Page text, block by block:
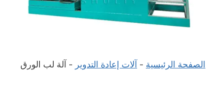
الصفحة الرئيسية - آلات إعادة التدوير - آلة لب الورق